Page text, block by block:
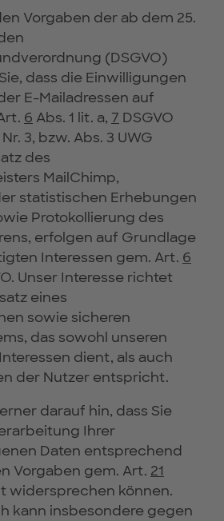
Vorgaben der ab dem 25.
(DSGVO)
dass die Einwilligungen
E-Mailadressen auf
6 Abs. 1 lit. a, 7 DSGVO
3, bzw. Abs. 3 UWG
des
MailChimp,
statistischen Erhebungen
Protokollierung des
erfolgen auf Grundlage
Interessen gem. Art. 6
Unser Interesse richtet
eines
sowie sicheren
das sowohl unseren
dient, als auch
der Nutzer entspricht.
darauf hin, dass Sie
Ihrer
Daten entsprechend
Vorgaben gem. Art. 21
widersprechen können.
kann insbesondere gegen